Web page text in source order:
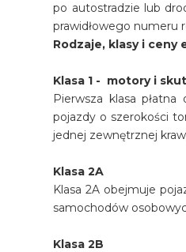
po autostradzie lub
prawidłowego numeru
Rodzaje, klasy i ceny
Klasa 1 - motory i
Pierwsza klasa
pojazdy o szerokości
jednej zewnętrznej
Klasa 2A
Klasa 2A obejmuje
samochodów
Klasa 2B